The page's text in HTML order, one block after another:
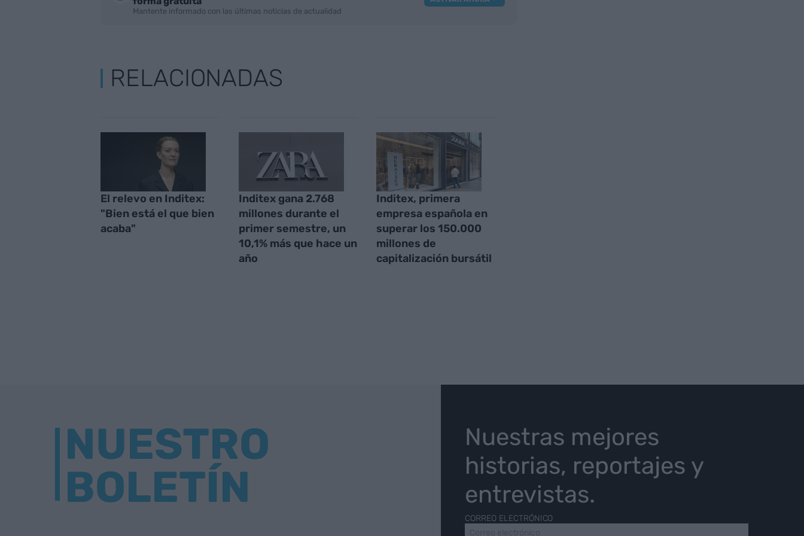
Mantente informado con las últimas noticias de actualidad
RELACIONADAS
El relevo en Inditex:
"Bien está el que bien
acaba"
Inditex gana 2.768
millones durante el
primer semestre, un
10,1% más que hace un
año
Inditex, primera
empresa española en
superar los 150.000
millones de
capitalización bursátil
NUESTRO
BOLETÍN
Nuestras mejores
historias, reportajes y
entrevistas.
CORREO ELECTRÓNICO